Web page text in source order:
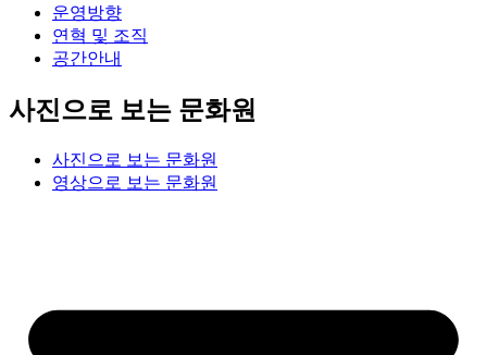
운영방향
연혁 및 조직
공간안내
사진으로 보는 문화원
사진으로 보는 문화원
영상으로 보는 문화원